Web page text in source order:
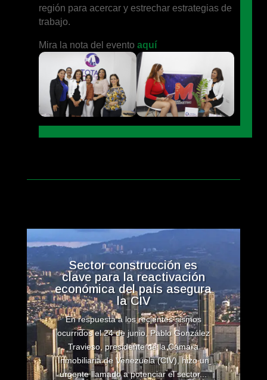
región para acercar y estrechar estrategias de
trabajo.
Mira la nota del evento aquí
Sector construcción es
clave para la reactivación
económica del país asegura
la CIV
En respuesta a los recientes sismos
ocurridos el 24 de junio, Pablo González
Travieso, presidente de la Cámara
Inmobiliaria de Venezuela (CIV), hizo un
urgente llamado a potenciar el sector...